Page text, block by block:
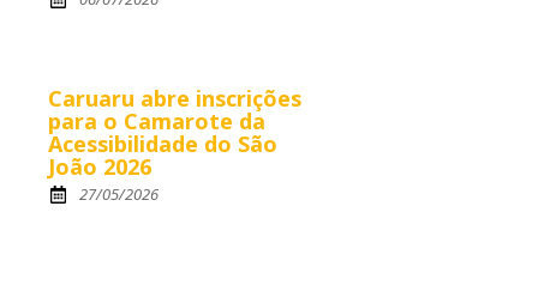
Caruaru abre inscrições
para o Camarote da
Acessibilidade do São
João 2026
27/05/2026